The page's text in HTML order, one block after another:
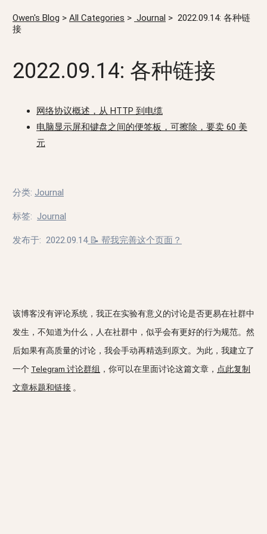
Owen's Blog > All Categories > Journal > 2022.09.14: 各种链
接
2022.09.14: 各种链接
网络协议概述，从 HTTP 到电缆
电脑显示屏和键盘之间的便签板，可擦除，要卖 60 美
元
分类: Journal
标签: Journal
发布于: 2022.09.14📝 帮我完善这个页面？
该博客没有评论系统，我正在实验有意义的讨论是否更易在社群中
发生，不知道为什么，人在社群中，似乎会有更好的行为规范。然
后如果有高质量的讨论，我会手动再精选到原文。为此，我建立了
一个 Telegram 讨论群组 ，你可以在里面讨论这篇文章， 点此复制
文章标题和链接 。